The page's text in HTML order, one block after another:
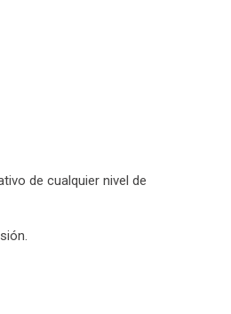
de cualquier nivel de